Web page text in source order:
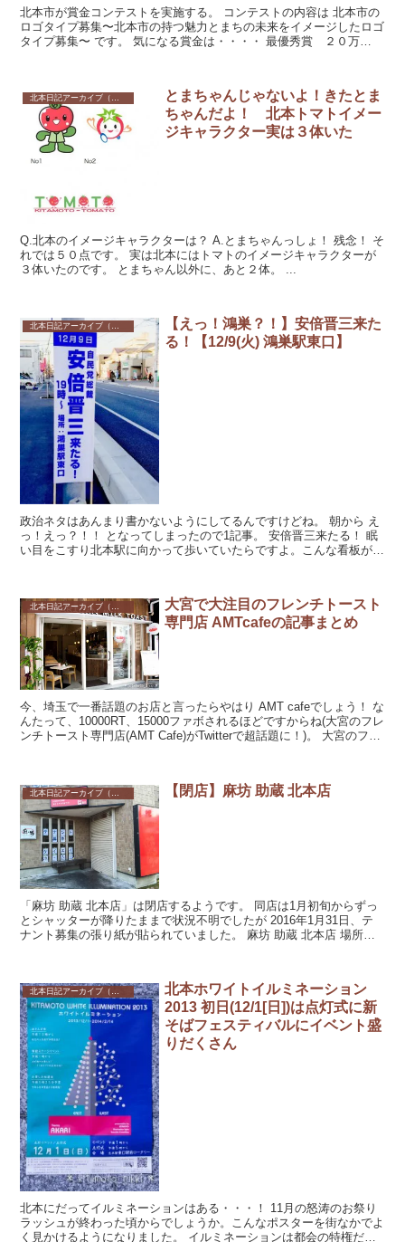
北本市が賞金コンテストを実施する。 コンテストの内容は 北本市の
ロゴタイプ募集〜北本市の持つ魅力とまちの未来をイメージしたロゴ
タイプ募集〜 です。 気になる賞金は・・・・ 最優秀賞 ２０万
北本日記アーカイブ（記録保存）
とまちゃんじゃないよ！きたとま
ちゃんだよ！ 北本トマトイメー
ジキャラクター実は３体いた
Q.北本のイメージキャラクターは？ A.とまちゃんっしょ！ 残念！ そ
れでは５０点です。 実は北本にはトマトのイメージキャラクターが
３体いたのです。 とまちゃん以外に、あと２体。 ...
北本日記アーカイブ（記録保存）
【えっ！鴻巣？！】安倍晋三来た
る！【12/9(火) 鴻巣駅東口】
政治ネタはあんまり書かないようにしてるんですけどね。 朝から え
っ！えっ？！！ となってしまったので1記事。 安倍晋三来たる！ 眠
い目をこすり北本駅に向かって歩いていたらですよ。こんな看板が飛
大宮で大注目のフレンチトースト
専門店 AMTcafeの記事まとめ
今、埼玉で一番話題のお店と言ったらやはり AMT cafeでしょう！ な
んたって、10000RT、15000ファボされるほどですからね(大宮のフレ
ンチトースト専門店(AMT Cafe)がTwitterで超話題に！)。 大宮のフ
【閉店】麻坊 助蔵 北本店
「麻坊 助蔵 北本店」は閉店するようです。 同店は1月初旬からずっ
とシャッターが降りたままで状況不明でしたが 2016年1月31日、テ
ナント募集の張り紙が貼られていました。 麻坊 助蔵 北本店 場所は
北本ホワイトイルミネーション
2013 初日(12/1[日])は点灯式に新
そばフェスティバルにイベント盛
りだくさん
北本にだってイルミネーションはある・・・！ 11月の怒涛のお祭り
ラッシュが終わった頃からでしょうか。こんなポスターを街なかでよ
く見かけるようになりました。 イルミネーションは都会の特権だと